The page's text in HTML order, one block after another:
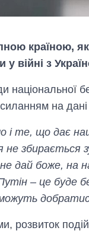
країною,
у війні з
національної
на дані
і те, що дає
не
дай боже, на
– це буде
розвиток